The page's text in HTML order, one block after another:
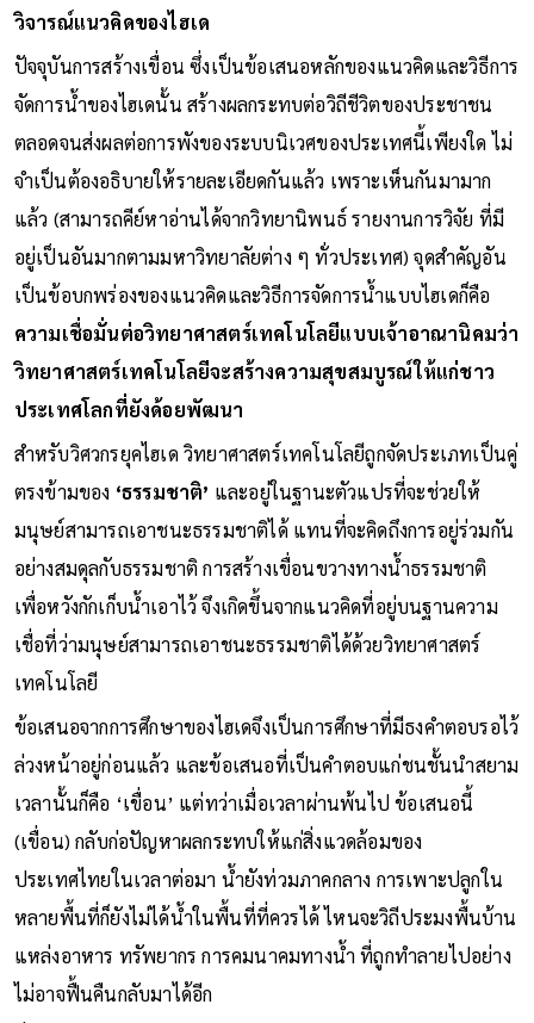
วิจารณ์แนวคิดของไฮเด
ปัจจุบันการสร้างเขื่อน ซึ่งเป็นข้อเสนอหลักของแนวคิดและวิธีการ
จัดการน้ำของไฮเดนั้น สร้างผลกระทบต่อวิถีชีวิตของประชาชน
ตลอดจนส่งผลต่อการพังของระบบนิเวศของประเทศนี้เพียงใด ไม่
จำเป็นต้องอธิบายให้รายละเอียดกันแล้ว เพราะเห็นกันมามาก
แล้ว (สามารถคีย์หาอ่านได้จากวิทยานิพนธ์ รายงานการวิจัย ที่มี
อยู่เป็นอันมากตามมหาวิทยาลัยต่าง ๆ ทั่วประเทศ) จุดสำคัญอัน
เป็นข้อบกพร่องของแนวคิดและวิธีการจัดการน้ำแบบไฮเดก็คือ
ความเชื่อมั่นต่อวิทยาศาสตร์เทคโนโลยีแบบเจ้าอาณานิคมว่า
วิทยาศาสตร์เทคโนโลยีจะสร้างความสุขสมบูรณ์ให้แก่ชาว
ประเทศโลกที่ยังด้อยพัฒนา
สำหรับวิศวกรยุคไฮเด วิทยาศาสตร์เทคโนโลยีถูกจัดประเภทเป็นคู่
ตรงข้ามของ ‘ธรรมชาติ’ และอยู่ในฐานะตัวแปรที่จะช่วยให้
มนุษย์สามารถเอาชนะธรรมชาติได้ แทนที่จะคิดถึงการอยู่ร่วมกัน
อย่างสมดุลกับธรรมชาติ การสร้างเขื่อนขวางทางน้ำธรรมชาติ
เพื่อหวังกักเก็บน้ำเอาไว้ จึงเกิดขึ้นจากแนวคิดที่อยู่บนฐานความ
เชื่อที่ว่ามนุษย์สามารถเอาชนะธรรมชาติได้ด้วยวิทยาศาสตร์
เทคโนโลยี
ข้อเสนอจากการศึกษาของไฮเดจึงเป็นการศึกษาที่มีธงคำตอบรอไว้
ล่วงหน้าอยู่ก่อนแล้ว และข้อเสนอที่เป็นคำตอบแก่ชนชั้นนำสยาม
เวลานั้นก็คือ ‘เขื่อน’ แต่ทว่าเมื่อเวลาผ่านพ้นไป ข้อเสนอนี้
(เขื่อน) กลับก่อปัญหาผลกระทบให้แก่สิ่งแวดล้อมของ
ประเทศไทยในเวลาต่อมา น้ำยังท่วมภาคกลาง การเพาะปลูกใน
หลายพื้นที่ก็ยังไม่ได้น้ำในพื้นที่ที่ควรได้ ไหนจะวิถีประมงพื้นบ้าน
แหล่งอาหาร ทรัพยากร การคมนาคมทางน้ำ ที่ถูกทำลายไปอย่าง
ไม่อาจฟื้นคืนกลับมาได้อีก